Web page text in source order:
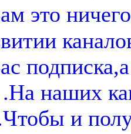
это
наших
и